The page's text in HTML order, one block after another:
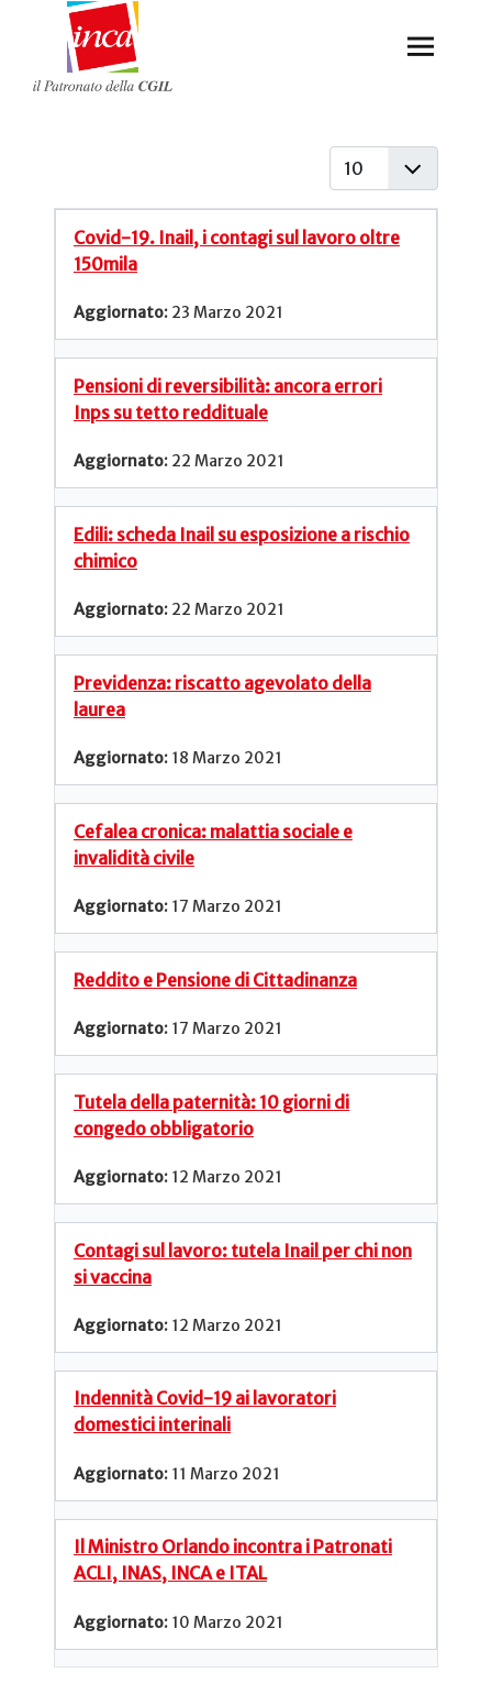
Visualizza #
Covid-19. Inail, i contagi sul lavoro oltre
150mila
23 Marzo 2021
Pensioni di reversibilità: ancora errori
Inps su tetto reddituale
22 Marzo 2021
Edili: scheda Inail su esposizione a rischio
chimico
22 Marzo 2021
Previdenza: riscatto agevolato della
laurea
18 Marzo 2021
Cefalea cronica: malattia sociale e
invalidità civile
17 Marzo 2021
Reddito e Pensione di Cittadinanza
17 Marzo 2021
Tutela della paternità: 10 giorni di
congedo obbligatorio
12 Marzo 2021
Contagi sul lavoro: tutela Inail per chi non
si vaccina
12 Marzo 2021
Indennità Covid-19 ai lavoratori
domestici interinali
11 Marzo 2021
Il Ministro Orlando incontra i Patronati
ACLI, INAS, INCA e ITAL
10 Marzo 2021